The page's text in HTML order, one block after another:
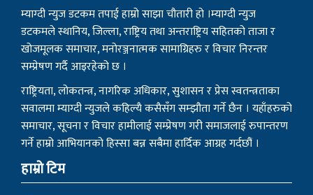
म्याग्दी न्युज डटकम तपाई हाम्रो साझा चौतारी हो ।म्याग्दी न्युज
डटकमले स्थानिय, जिल्ला, राष्ट्रिय तथा अन्तराष्ट्रिय सहितको ताजा र
खोजमूलक समाचार, मनोरञ्जनात्मक सामाग्रिहरु र विचार निरन्तर
सम्प्रेषण गर्दै आइरहेको छ ।
राष्ट्रियता, लोकतन्त्र, नागरिक अधिकार, सुशासन र प्रेस स्वतन्त्रताका
सवालमा म्याग्दी न्युजले कहिल्यै कसैसँग सम्झौता गर्ने छैन । यहाँहरुको
समाचार, सूचना र विचार हामीलाई सम्प्रेषण गरी समाजलाई रुपान्तरण
गर्ने हाम्रो आभियानको हिस्सा बन्न सबैमा हार्दिक आग्रह गर्दछौं ।
हाम्रो टिम